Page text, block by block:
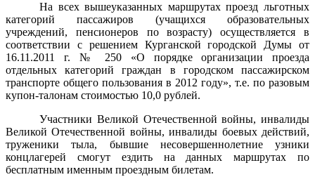
На всех вышеуказанных маршрутах проезд льготных
категорий пассажиров (учащихся образовательных
учреждений, пенсионеров по возрасту) осуществляется в
соответствии с решением Курганской городской Думы от
16.11.2011 г. № 250 «О порядке организации проезда
отдельных категорий граждан в городском пассажирском
транспорте общего пользования в 2012 году», т.е. по разовым
купон-талонам стоимостью 10,0 рублей.
Участники Великой Отечественной войны, инвалиды
Великой Отечественной войны, инвалиды боевых действий,
труженики тыла, бывшие несовершеннолетние узники
концлагерей смогут ездить на данных маршрутах по
бесплатным именным проездным билетам.